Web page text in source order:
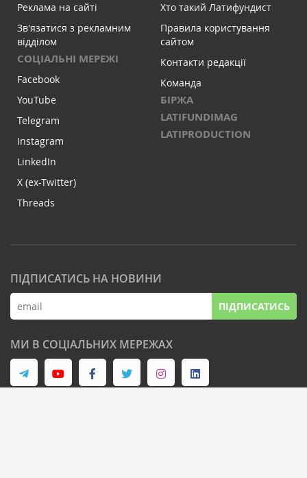
Реклама на сайті
Зв'язатися з рекламним
відділом
СОЦІАЛЬНІ МЕРЕЖІ
Facebook
YouTube
Telegram
Instagram
LinkedIn
X (ex-Twitter)
Threads
Хто такий Латифундист
Правила користування
сайтом
Контакти редакції
Команда
БІРЖА
LATIFUNDIMAG
LATIPRODUCTION
ПІДПИСАТИСЬ НА НОВИНИ
ПІДПИСАТИСЬ
МИ В СОЦІАЛЬНИХ МЕРЕЖАХ